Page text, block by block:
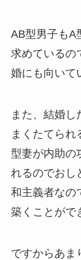
AB型男子もA
求めているの
婚にも向いて
また、結婚し
まくたてられ
型妻が内助の
れるのでおし
和主義者なの
築くことがで
ですからあま